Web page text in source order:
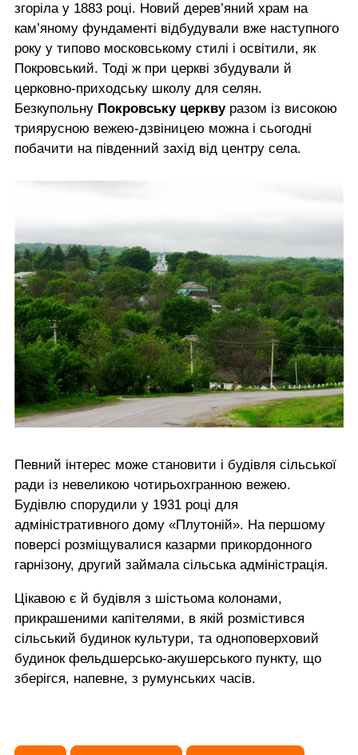
згоріла у 1883 році. Новий дерев’яний храм на
кам’яному фундаменті відбудували вже наступного
року у типово московському стилі і освітили, як
Покровський. Тоді ж при церкві збудували й
церковно-приходську школу для селян.
Безкупольну Покровську церкву разом із високою
триярусною вежею-дзвіницею можна і сьогодні
побачити на південний захід від центру села.
Певний інтерес може становити і будівля сільської
ради із невеликою чотирьохгранною вежею.
Будівлю спорудили у 1931 році для
адміністративного дому «Плутоній». На першому
поверсі розміщувалися казарми прикордонного
гарнізону, другий займала сільська адміністрація.
Цікавою є й будівля з шістьома колонами,
прикрашеними капітелями, в якій розмістився
сільський будинок культури, та одноповерховий
будинок фельдшерсько-акушерського пункту, що
зберігся, напевне, з румунських часів.